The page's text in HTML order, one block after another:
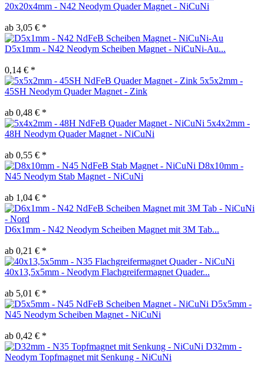
20x20x4mm - N42 Neodym Quader Magnet - NiCuNi
ab 3,05 € *
D5x1mm - N42 Neodym Scheiben Magnet - NiCuNi-Au...
0,14 € *
5x5x2mm -
45SH Neodym Quader Magnet - Zink
ab 0,48 € *
5x4x2mm -
48H Neodym Quader Magnet - NiCuNi
ab 0,55 € *
D8x10mm -
N45 Neodym Stab Magnet - NiCuNi
ab 1,04 € *
D6x1mm - N42 Neodym Scheiben Magnet mit 3M Tab...
ab 0,21 € *
40x13,5x5mm - Neodym Flachgreifermagnet Quader...
ab 5,01 € *
D5x5mm -
N45 Neodym Scheiben Magnet - NiCuNi
ab 0,42 € *
D32mm -
Neodym Topfmagnet mit Senkung - NiCuNi